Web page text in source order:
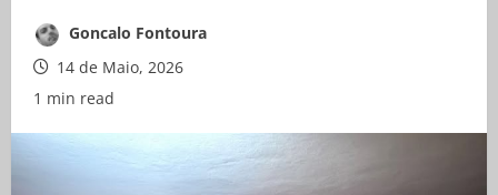
Goncalo Fontoura
14 de Maio, 2026
1 min read